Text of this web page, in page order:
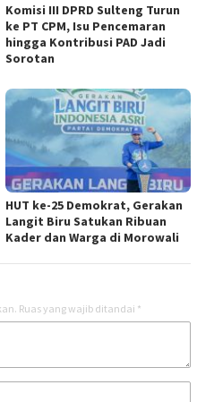
Komisi III DPRD Sulteng Turun
ke PT CPM, Isu Pencemaran
hingga Kontribusi PAD Jadi
Sorotan
HUT ke-25 Demokrat, Gerakan
Langit Biru Satukan Ribuan
Kader dan Warga di Morowali
Ruas yang wajib ditandai *